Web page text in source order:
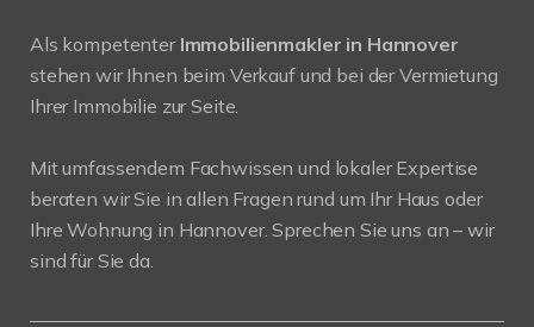
Als kompetenter Immobilienmakler in Hannover
stehen wir Ihnen beim Verkauf und bei der Vermietung
Ihrer Immobilie zur Seite.
Mit umfassendem Fachwissen und lokaler Expertise
beraten wir Sie in allen Fragen rund um Ihr Haus oder
Ihre Wohnung in Hannover. Sprechen Sie uns an – wir
sind für Sie da.